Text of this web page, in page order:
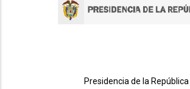
Presidencia de la República